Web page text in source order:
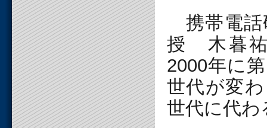
携帯電話
授 木暮祐
2000年に
世代が変
世代に代わ